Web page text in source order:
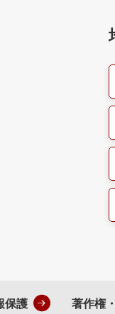
保護 著作権